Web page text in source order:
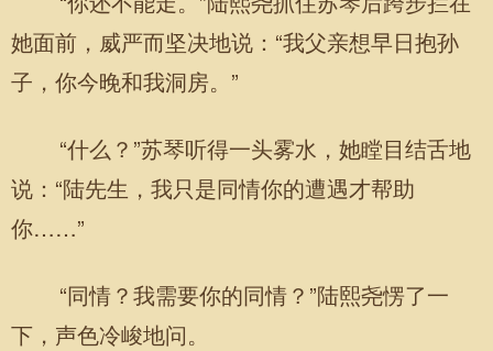
她面前，威严而坚决地说：“我父亲想早日抱孙
子，你今晚和我洞房。”
“什么？”苏琴听得一头雾水，她瞠目结舌地
说：“陆先生，我只是同情你的遭遇才帮助
你……”
“同情？我需要你的同情？”陆熙尧愣了一
下，声色冷峻地问。